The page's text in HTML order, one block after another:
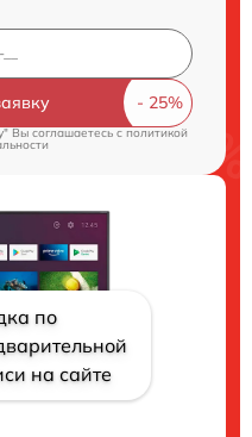
Вы соглашаетесь cполитикой
по
на сайте